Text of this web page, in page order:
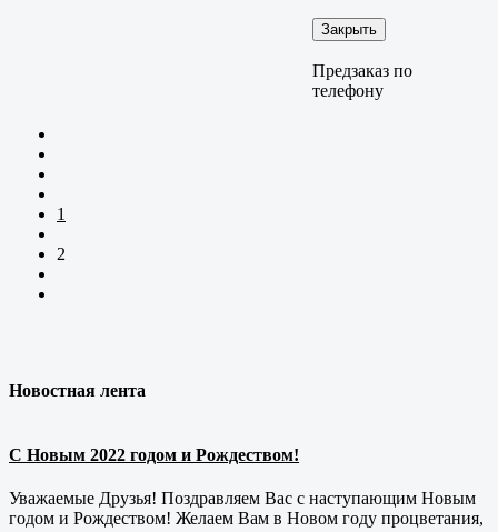
Закрыть
Предзаказ по
телефону
1
2
Новостная лента
С Новым 2022 годом и Рождеством!
Уважаемые Друзья! Поздравляем Вас с наступающим Новым
годом и Рождеством! Желаем Вам в Новом году процветания,